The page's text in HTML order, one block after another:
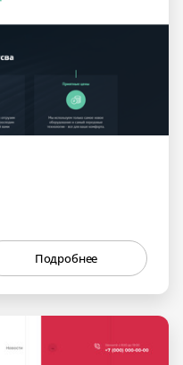
Подробнее